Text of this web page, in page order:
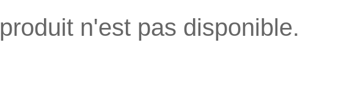
n'est pas disponible.